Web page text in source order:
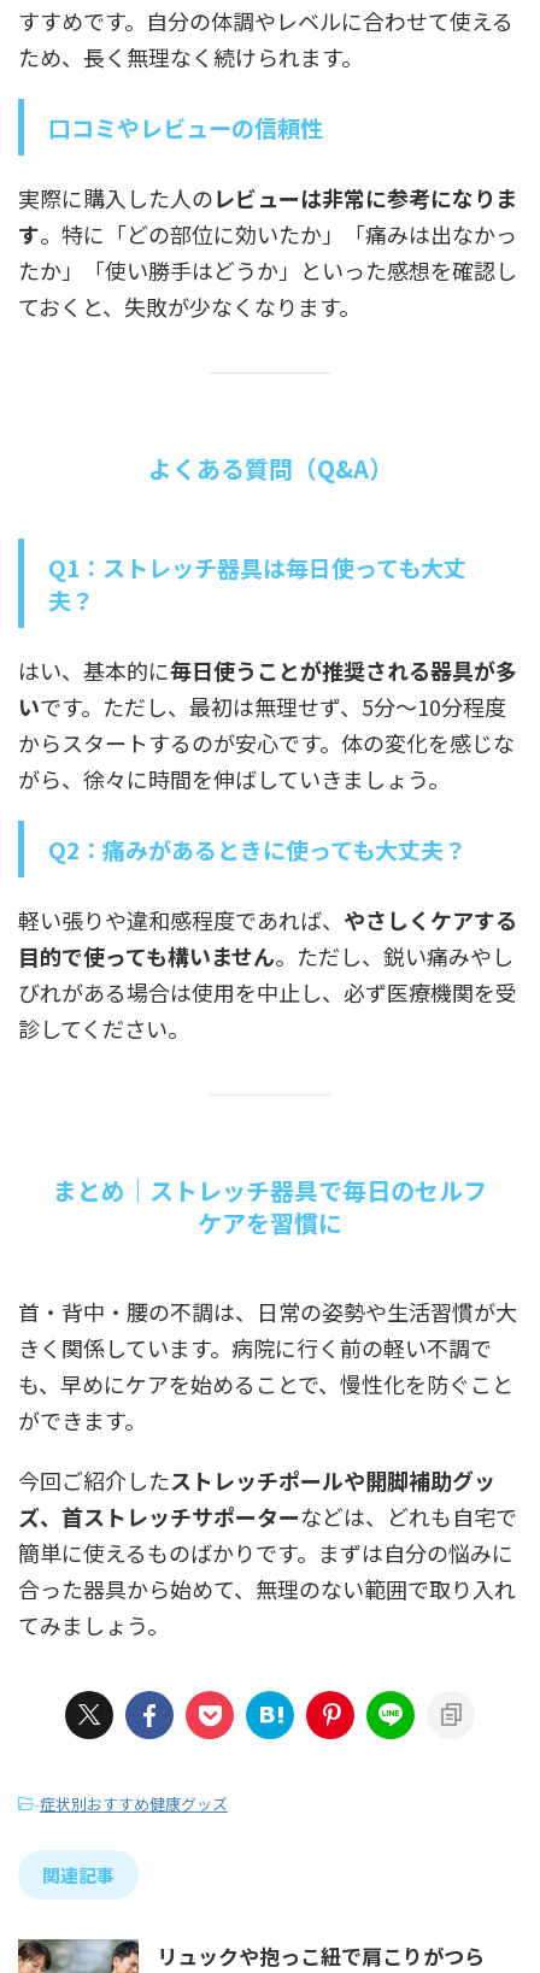
すすめです。自分の体調やレベルに合わせて使える
ため、長く無理なく続けられます。
口コミやレビューの信頼性
実際に購入した人のレビューは非常に参考になりま
す。特に「どの部位に効いたか」「痛みは出なかっ
たか」「使い勝手はどうか」といった感想を確認し
ておくと、失敗が少なくなります。
よくある質問（Q&A）
Q1：ストレッチ器具は毎日使っても大丈
夫？
はい、基本的に毎日使うことが推奨される器具が多
いです。ただし、最初は無理せず、5分〜10分程度
からスタートするのが安心です。体の変化を感じな
がら、徐々に時間を伸ばしていきましょう。
Q2：痛みがあるときに使っても大丈夫？
軽い張りや違和感程度であれば、 やさしくケアする
目的で使っても構いません。ただし、鋭い痛みやし
びれがある場合は使用を中止し、必ず医療機関を受
診してください。
まとめ｜ストレッチ器具で毎日のセルフ
ケアを習慣に
首・背中・腰の不調は、日常の姿勢や生活習慣が大
きく関係しています。病院に行く前の軽い不調で
も、早めにケアを始めることで、慢性化を防ぐこと
ができます。
今回ご紹介したストレッチポールや開脚補助グッ
ズ、首ストレッチサポーターなどは、どれも自宅で
簡単に使えるものばかりです。まずは自分の悩みに
合った器具から始めて、無理のない範囲で取り入れ
てみましょう。
-症状別おすすめ健康グッズ
関連記事
リュックや抱っこ紐で肩こりがつら